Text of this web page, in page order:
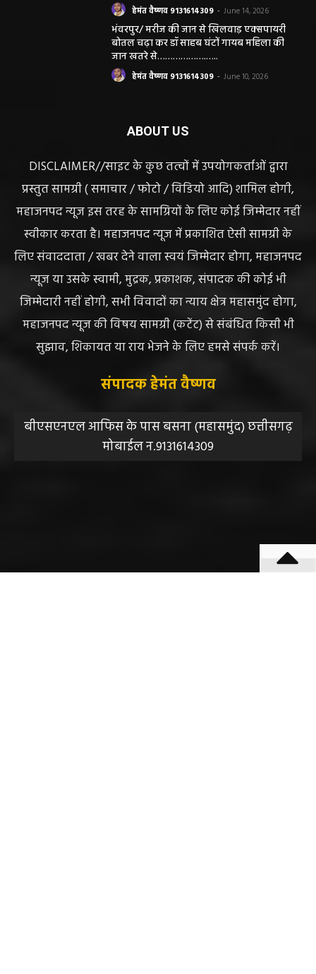
हेमंत वैष्णव 9131614309 - June 14, 2026
भंवरपुर/ मरीज की जान से खिलवाड़ एक्सपायरी
बोतल चढ़ा कर डॉ साहब घंटों गायब महिला की
जान खतरे से……………….…..
हेमंत वैष्णव 9131614309 - June 10, 2026
ABOUT US
DISCLAIMER//साइट के कुछ तत्वों में उपयोगकर्ताओं द्वारा
प्रस्तुत सामग्री ( समाचार / फोटो / विडियो आदि) शामिल होगी,
महाजनपद न्यूज इस तरह के सामग्रियों के लिए कोई जिम्मेदार नहीं
स्वीकार करता है। महाजनपद न्यूज में प्रकाशित ऐसी सामग्री के
लिए संवाददाता / खबर देने वाला स्वयं जिम्मेदार होगा, महाजनपद
न्यूज या उसके स्वामी, मुद्रक, प्रकाशक, संपादक की कोई भी
जिम्मेदारी नहीं होगी, सभी विवादों का न्याय क्षेत्र महासमुंद होगा,
महाजनपद न्यूज की विषय सामग्री (कटेंट) से संबंधित किसी भी
सुझाव, शिकायत या राय भेजने के लिए हमसे संपर्क करें।
संपादक हेमंत वैष्णव
बीएसएनएल आफिस के पास बसना (महासमुंद) छत्तीसगढ़
मोबाईल न.9131614309